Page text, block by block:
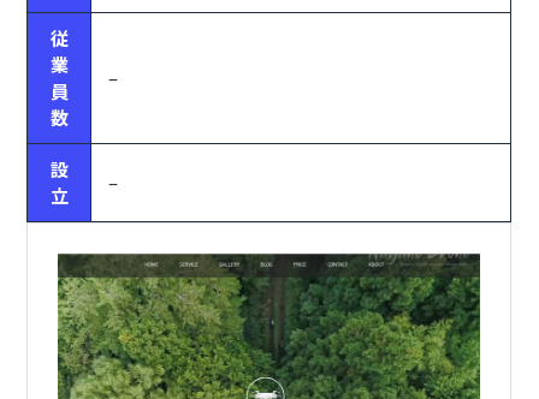
従
業
員
数
–
設
立
–